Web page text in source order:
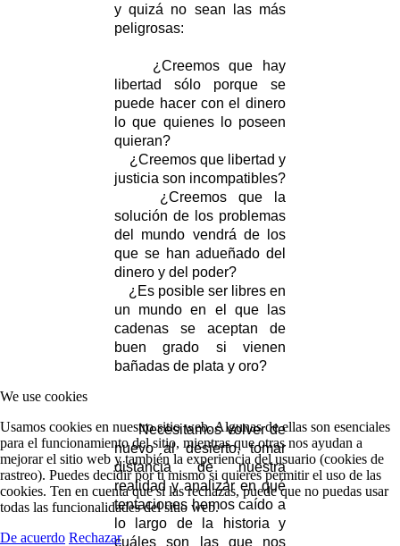
y quizá no sean las más
peligrosas:
¿Creemos que hay
libertad sólo porque se
puede hacer con el dinero
lo que quienes lo poseen
quieran?
¿Creemos que libertad y
justicia son incompatibles?
¿Creemos que la
solución de los problemas
del mundo vendrá de los
que se han adueñado del
dinero y del poder?
¿Es posible ser libres en
un mundo en el que las
cadenas se aceptan de
buen grado si vienen
bañadas de plata y oro?
Necesitamos volver de
nuevo al desierto, tomar
distancia de nuestra
realidad y analizar en qué
tentaciones hemos caído a
lo largo de la historia y
cuáles son las que nos
We use cookies
Usamos cookies en nuestro sitio web. Algunas de ellas son esenciales
para el funcionamiento del sitio, mientras que otras nos ayudan a
mejorar el sitio web y también la experiencia del usuario (cookies de
rastreo). Puedes decidir por ti mismo si quieres permitir el uso de las
cookies. Ten en cuenta que si las rechazas, puede que no puedas usar
todas las funcionalidades del sitio web.
De acuerdo Rechazar